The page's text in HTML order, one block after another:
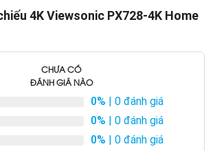
4K Viewsonic PX728-4K Home
CHƯA CÓ
ĐÁNH GIÁ NÀO
0% | 0 đánh giá
0% | 0 đánh giá
0% | 0 đánh giá